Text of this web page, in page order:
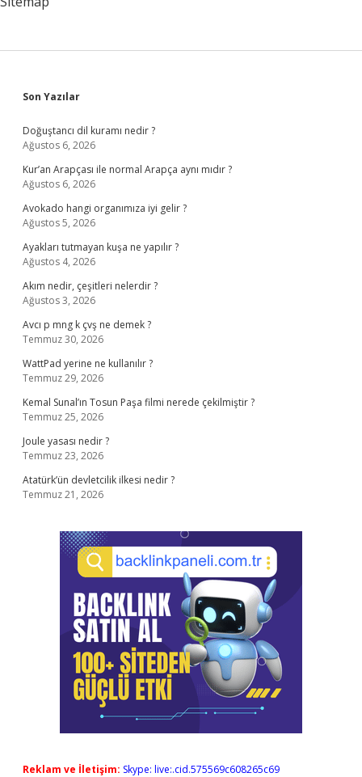
Sidebar
Son Yazılar
Doğuştancı dil kuramı nedir ?
Ağustos 6, 2026
Kur’an Arapçası ile normal Arapça aynı mıdır ?
Ağustos 6, 2026
Avokado hangi organımıza iyi gelir ?
Ağustos 5, 2026
Ayakları tutmayan kuşa ne yapılır ?
Ağustos 4, 2026
Akım nedir, çeşitleri nelerdir ?
Ağustos 3, 2026
Avcı p mng k çvş ne demek ?
Temmuz 30, 2026
WattPad yerine ne kullanılır ?
Temmuz 29, 2026
Kemal Sunal’ın Tosun Paşa filmi nerede çekilmiştir ?
Temmuz 25, 2026
Joule yasası nedir ?
Temmuz 23, 2026
Atatürk’ün devletcilik ilkesi nedir ?
Temmuz 21, 2026
Reklam ve İletişim: Skype: live:.cid.575569c608265c69